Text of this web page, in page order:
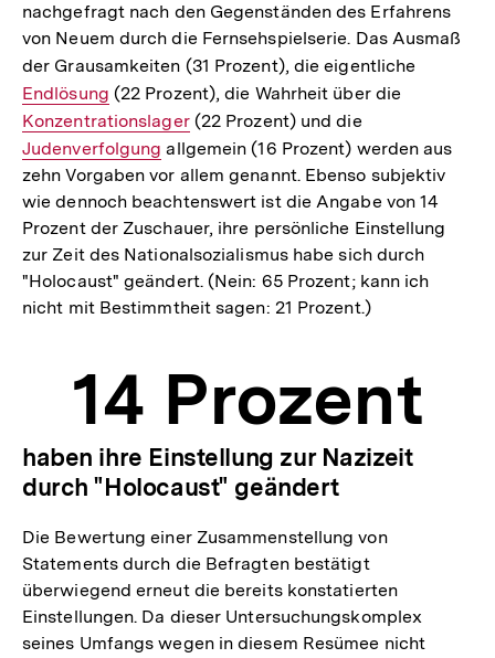
nachgefragt nach den Gegenständen des Erfahrens
von Neuem durch die Fernsehspielserie. Das Ausmaß
der Grausamkeiten (31 Prozent), die eigentliche
Endlösung (22 Prozent), die Wahrheit über die
Konzentrationslager(22 Prozent) und die
Link:
Judenverfolgung allgemein (16 Prozent) werden aus
zehn Vorgaben vor allem genannt. Ebenso subjektiv
wie dennoch beachtenswert ist die Angabe von 14
Prozent der Zuschauer, ihre persönliche Einstellung
zur Zeit des Nationalsozialismus habe sich durch
"Holocaust" geändert. (Nein: 65 Prozent; kann ich
nicht mit Bestimmtheit sagen: 21 Prozent.)
14 Prozent
haben ihre Einstellung zur Nazizeit
durch "Holocaust" geändert
Die Bewertung einer Zusammenstellung von
Statements durch die Befragten bestätigt
überwiegend erneut die bereits konstatierten
Einstellungen. Da dieser Untersuchungskomplex
seines Umfangs wegen in diesem Resümee nicht